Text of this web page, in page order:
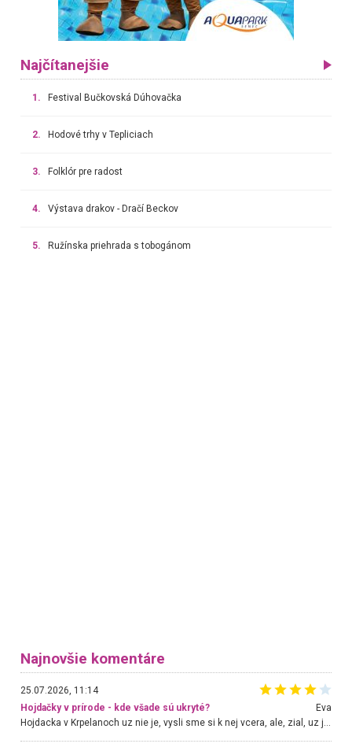
Najčítanejšie
1. Festival Bučkovská Dúhovačka
2. Hodové trhy v Tepliciach
3. Folklór pre radost
4. Výstava drakov - Dračí Beckov
5. Ružínska priehrada s tobogánom
Najnovšie komentáre
25.07.2026, 11:14
Hojdačky v prírode - kde všade sú ukryté?
Eva
Hojdacka v Krpelanoch uz nie je, vysli sme si k nej vcera, ale, zial, uz je znicena. Ak sem planujete cestu len kvoli hojdacke, mozete si ju usetrit. Krasny vyhlad je tu vsak aj bez hojdacky :-)